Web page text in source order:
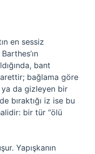
en sessiz
bant
bağlama göre
da gizleyen bir
bıraktığı iz ise bu
bir tür “ölü
Yapışkanın